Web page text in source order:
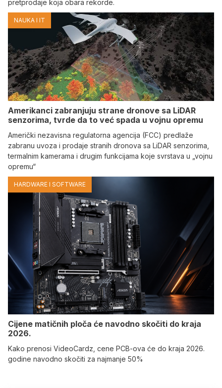
pretprodaje koja obara rekorde.
NAUKA I IT
Amerikanci zabranjuju strane dronove sa LiDAR
senzorima, tvrde da to već spada u vojnu opremu
Američki nezavisna regulatorna agencija (FCC) predlaže
zabranu uvoza i prodaje stranih dronova sa LiDAR senzorima,
termalnim kamerama i drugim funkcijama koje svrstava u „vojnu
opremu“
HARDWARE I SOFTWARE
Cijene matičnih ploča će navodno skočiti do kraja
2026.
Kako prenosi VideoCardz, cene PCB-ova će do kraja 2026.
godine navodno skočiti za najmanje 50%